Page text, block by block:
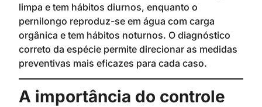
limpa e tem hábitos diurnos, enquanto o
pernilongo reproduz-se em água com carga
orgânica e tem hábitos noturnos. O diagnóstico
correto da espécie permite direcionar as medidas
preventivas mais eficazes para cada caso.
A importância do controle